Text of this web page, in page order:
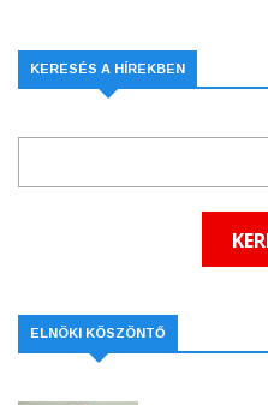
KERESÉS A HÍREKBEN
ELNÖKI KÖSZÖNTŐ